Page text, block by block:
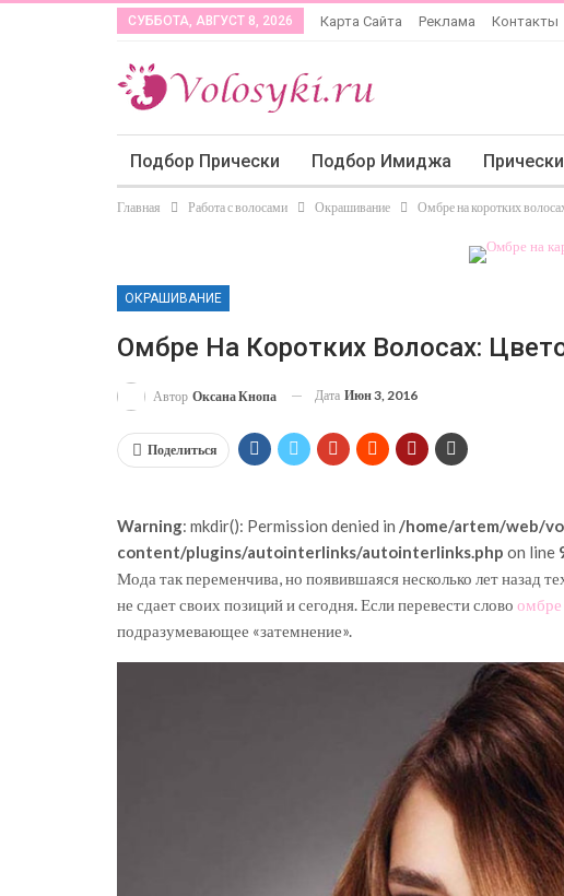
СУББОТА, АВГУСТ 8, 2026 Карта Сайта Реклама Контакты
Подбор Прически Подбор Имиджа Прически
Главная Работа с волосами Окрашивание Омбре на коротких
ОКРАШИВАНИЕ
Омбре На Коротких Волосах:
Автор Оксана Кнопа Дата Июн 3, 2016
Поделиться
Warning: mkdir(): Permission denied in /home/artem/web/
content/plugins/autointerlinks/autointerlinks.php on line
Мода так переменчива, но появившаяся несколько лет назад
не сдает своих позиций и сегодня. Если перевести слово омбре
подразумевающее «затемнение».